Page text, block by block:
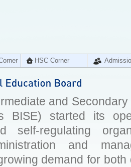
HSC Corner
and
BISE) started its
self-regulating
and
demand for